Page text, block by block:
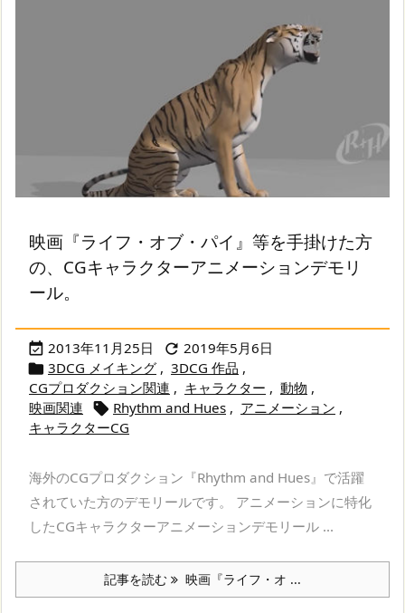
映画『ライフ・オブ・パイ』等を手掛けた方
の、CGキャラクターアニメーションデモリ
ール。
 2013年11月25日  2019年5月6日
 3DCG メイキング , 3DCG 作品 ,
CGプロダクション関連 , キャラクター , 動物 ,
映画関連
 Rhythm and Hues , アニメーション ,
キャラクターCG
海外のCGプロダクション『Rhythm and Hues』で活躍
されていた方のデモリールです。 アニメーションに特化
したCGキャラクターアニメーションデモリール ...
記事を読む 映画『ライフ・オ ...